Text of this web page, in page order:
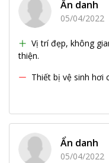
Ẩn danh
05/04/2022
Vị trí đẹp, không
thiện.
Thiết bị vệ sinh hơi
Ẩn danh
05/04/2022